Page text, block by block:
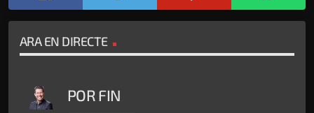
ARA EN DIRECTE
POR FIN